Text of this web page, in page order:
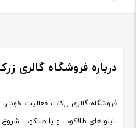
درباره فروشگاه گالری
تابلو های طلاکوب و یا طلاکوب شروع